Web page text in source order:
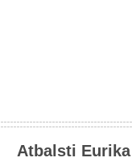
Atbalsti